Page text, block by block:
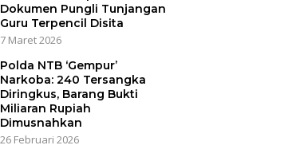
Dokumen Pungli Tunjangan
Guru Terpencil Disita
7 Maret 2026
Polda NTB ‘Gempur’
Narkoba: 240 Tersangka
Diringkus, Barang Bukti
Miliaran Rupiah
Dimusnahkan
26 Februari 2026